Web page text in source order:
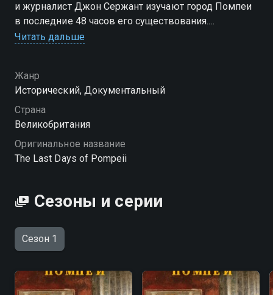
и журналист Джон Сержант изучают город Помпеи
в последние 48 часов его существования.
Исследование извержения Везувия, основанное
приоткрывают тайны повседневной жизни римлян
и последних мгновений существования города.
Посмотреть онлайн 1 сезон сериала Последние дни
Помпеи вы можете совершенно бесплатно в
хорошем HD качестве на Смотрёшке
Читать дальше
Жанр
Исторический, Документальный
Страна
Великобритания
Оригинальное название
The Last Days of Pompeii
Сезоны и серии
Сезон 1